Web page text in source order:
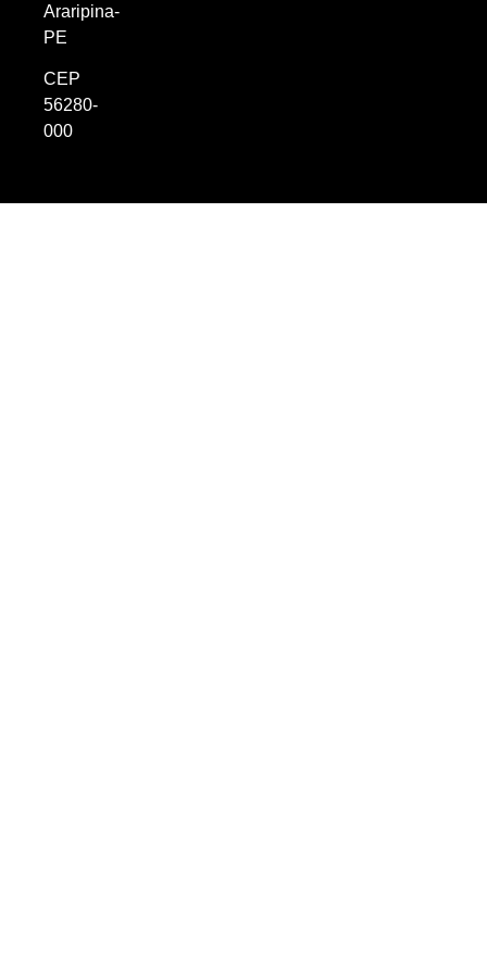
Araripina-
PE
CEP
56280-
000